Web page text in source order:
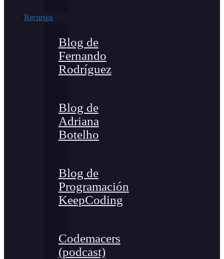
Recursos
Blog de
Fernando
Rodríguez
Blog de
Adriana
Botelho
Blog de
Programación
KeepCoding
Codemacers
(podcast)